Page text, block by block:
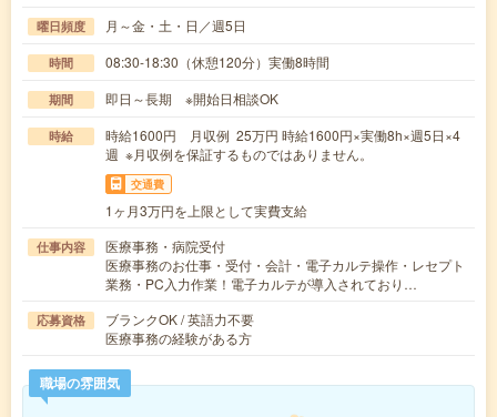
曜日頻度 月～金・土・日／週5日
時間 08:30-18:30（休憩120分）実働8時間
期間 即日～長期 ※開始日相談OK
時給
時給1600円 月収例 25万円 時給1600円×実働8h×週5日×4
週 ※月収例を保証するものではありません。
交通費
1ヶ月3万円を上限として実費支給
仕事内容
医療事務・病院受付
医療事務のお仕事・受付・会計・電子カルテ操作・レセプト
業務・PC入力作業！電子カルテが導入されており…
応募資格
ブランクOK / 英語力不要
医療事務の経験がある方
職場の雰囲気